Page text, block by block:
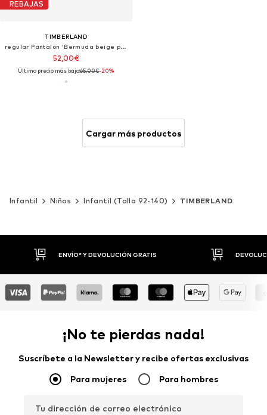
REBAJAS
TIMBERLAND
regular Pantalón 'Bermuda beige per bambino'
52,00€
Último precio más bajo:65,00€-20%
Cargar más productos
Infantil Niños Infantil (Talla 92-140) TIMBERLAND
DEVOLUCIONES HASTA 30 DÍAS
¡No te pierdas nada!
Suscríbete a la Newsletter y recibe ofertas exclusivas
Para mujeres Para hombres
Tu dirección de correo electrónico